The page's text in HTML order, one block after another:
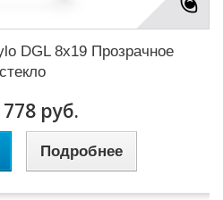
DGL 8x19 Прозрачное
стекло
778 руб.
Подробнее